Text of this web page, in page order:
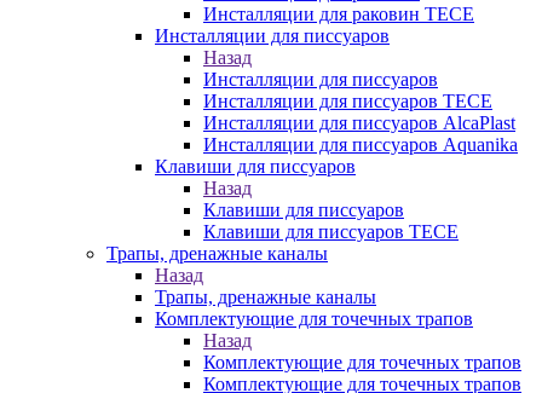
Инсталляции для раковин TECE
Инсталляции для писсуаров
Назад
Инсталляции для писсуаров
Инсталляции для писсуаров TECE
Инсталляции для писсуаров AlcaPlast
Инсталляции для писсуаров Aquanika
Клавиши для писсуаров
Назад
Клавиши для писсуаров
Клавиши для писсуаров TECE
Трапы, дренажные каналы
Назад
Трапы, дренажные каналы
Комплектующие для точечных трапов
Назад
Комплектующие для точечных трапов
Комплектующие для точечных трапов